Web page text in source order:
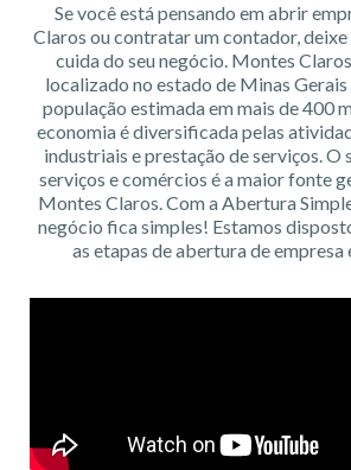
Se você está pensando em abrir
Claros ou contratar um contador, deixe
cuida do seu negócio. Montes
localizado no estado de Minas
população estimada em mais de 400
economia é diversificada pelas
industriais e prestação de serviços.
serviços e comércios é a maior fonte
Montes Claros. Com a Abertura
negócio fica simples! Estamos
as etapas de abertura de empresa